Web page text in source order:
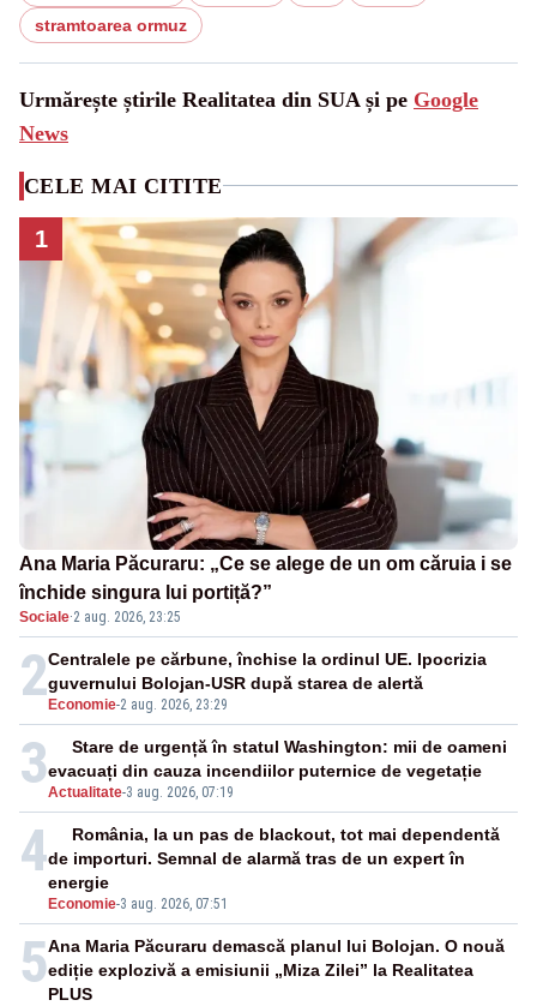
stramtoarea ormuz
Urmărește știrile Realitatea din SUA și pe Google
News
CELE MAI CITITE
1
Ana Maria Păcuraru: „Ce se alege de un om căruia i se
închide singura lui portiță?”
Sociale·2 aug. 2026, 23:25
2 Economie-2 aug. 2026, 23:29
Centralele pe cărbune, închise la ordinul UE. Ipocrizia
guvernului Bolojan-USR după starea de alertă
3Actualitate-3 aug. 2026, 07:19
Stare de urgență în statul Washington: mii de oameni
evacuați din cauza incendiilor puternice de vegetație
4
Economie-3 aug. 2026, 07:51
România, la un pas de blackout, tot mai dependentă
de importuri. Semnal de alarmă tras de un expert în
energie
5Ana Maria Păcuraru demască planul lui Bolojan. O nouă
ediție explozivă a emisiunii „Miza Zilei” la Realitatea
PLUS